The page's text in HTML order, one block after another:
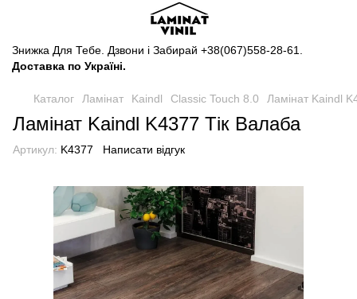
Знижка Для Тебе. Дзвони і Забирай +38(067)558-28-61
Доставка по Україні.
Каталог Ламінат Kaindl Classic Touch 8.0 Ламінат Kaindl
Ламінат Kaindl K4377 Тік Валаба
Артикул: K4377 Написати відгук